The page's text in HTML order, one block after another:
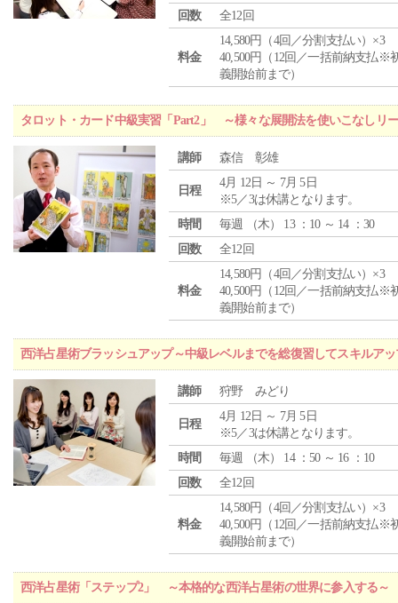
回数
全12回
料金
14,580円（4回／分割支払い）×3
40,500円（12回／一括前納支払※
義開始前まで）
タロット・カード中級実習「Part2」 ～様々な展開法を使いこなしリ
講師 森信 彰雄
日程
4月 12日 ～ 7月 5日
※5／3は休講となります。
時間
毎週 （木） 13 ：10 ～ 14 ：30
回数
全12回
料金
14,580円（4回／分割支払い）×3
40,500円（12回／一括前納支払※
義開始前まで）
西洋占星術ブラッシュアップ～中級レベルまでを総復習してスキルア
講師 狩野 みどり
日程
4月 12日 ～ 7月 5日
※5／3は休講となります。
時間
毎週 （木） 14 ：50 ～ 16 ：10
回数
全12回
料金
14,580円（4回／分割支払い）×3
40,500円（12回／一括前納支払※
義開始前まで）
西洋占星術「ステップ2」 ～本格的な西洋占星術の世界に参入する～